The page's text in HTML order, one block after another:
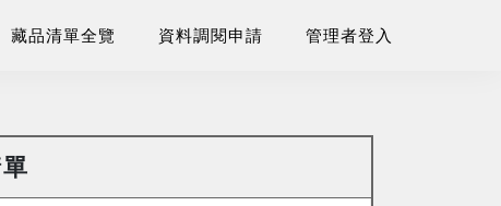
藏品清單全覽 資料調閱申請 管理者登入